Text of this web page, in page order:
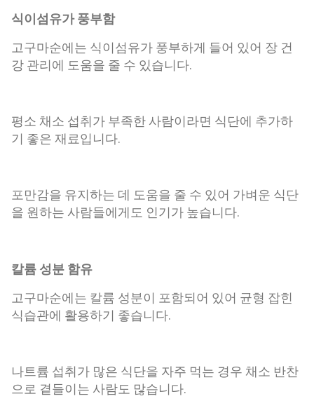
식이섬유가 풍부함
고구마순에는 식이섬유가 풍부하게 들어 있어 장 건
강 관리에 도움을 줄 수 있습니다.
평소 채소 섭취가 부족한 사람이라면 식단에 추가하
기 좋은 재료입니다.
포만감을 유지하는 데 도움을 줄 수 있어 가벼운 식단
을 원하는 사람들에게도 인기가 높습니다.
칼륨 성분 함유
고구마순에는 칼륨 성분이 포함되어 있어 균형 잡힌
식습관에 활용하기 좋습니다.
나트륨 섭취가 많은 식단을 자주 먹는 경우 채소 반찬
으로 곁들이는 사람도 많습니다.